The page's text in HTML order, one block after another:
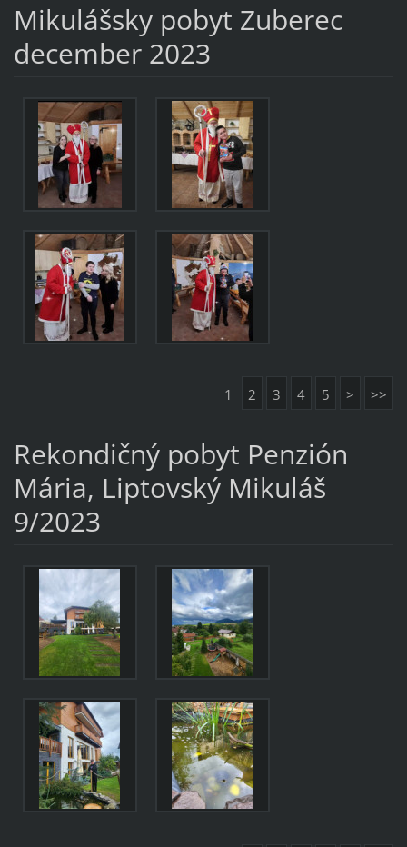
Mikulášsky pobyt Zuberec
december 2023
1 2 3 4 5 > >>
Rekondičný pobyt Penzión
Mária, Liptovský Mikuláš
9/2023